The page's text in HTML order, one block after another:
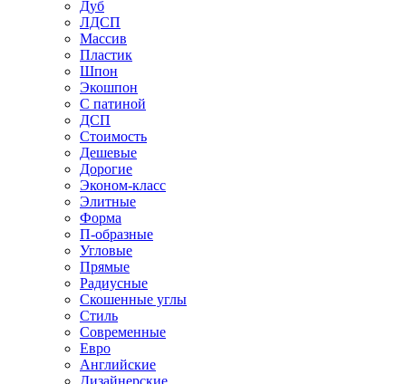
Дуб
ЛДСП
Массив
Пластик
Шпон
Экошпон
С патиной
ДСП
Стоимость
Дешевые
Дорогие
Эконом-класс
Элитные
Форма
П-образные
Угловые
Прямые
Радиусные
Скошенные углы
Стиль
Современные
Евро
Английские
Дизайнерские